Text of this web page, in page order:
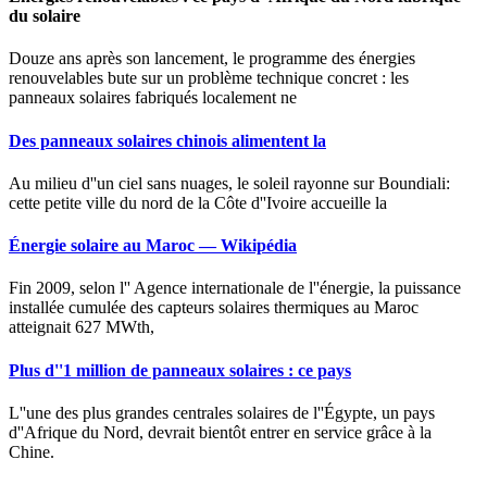
du solaire
Douze ans après son lancement, le programme des énergies
renouvelables bute sur un problème technique concret : les
panneaux solaires fabriqués localement ne
Des panneaux solaires chinois alimentent la
Au milieu d''un ciel sans nuages, le soleil rayonne sur Boundiali:
cette petite ville du nord de la Côte d''Ivoire accueille la
Énergie solaire au Maroc — Wikipédia
Fin 2009, selon l'' Agence internationale de l''énergie, la puissance
installée cumulée des capteurs solaires thermiques au Maroc
atteignait 627 MWth,
Plus d''1 million de panneaux solaires : ce pays
L''une des plus grandes centrales solaires de l''Égypte, un pays
d''Afrique du Nord, devrait bientôt entrer en service grâce à la
Chine.